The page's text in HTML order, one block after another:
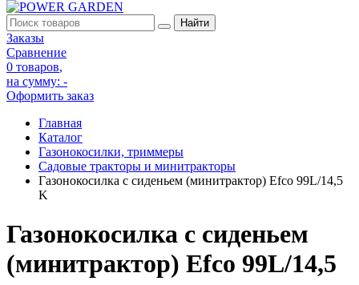
Заказы
Сравнение
0 товаров,
на сумму: -
Оформить заказ
Главная
Каталог
Газонокосилки, триммеры
Садовые тракторы и минитракторы
Газонокосилка с сиденьем (минитрактор) Efco 99L/14,5
K
Газонокосилка с сиденьем
(минитрактор) Efco 99L/14,5